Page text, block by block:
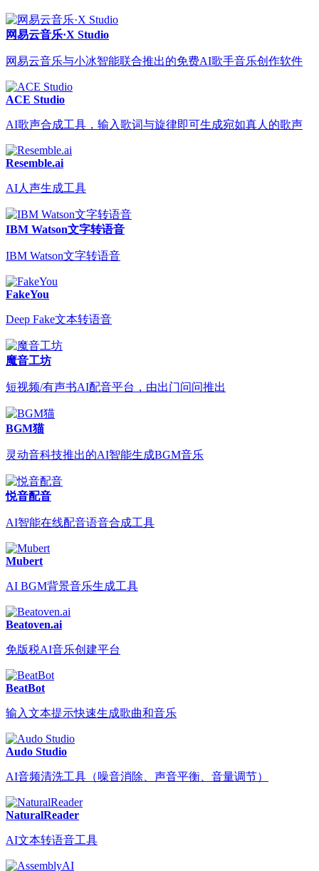
网易云音乐·X Studio
网易云音乐与小冰智能联合推出的免费AI歌手音乐创作软件
ACE Studio
AI歌声合成工具，输入歌词与旋律即可生成宛如真人的歌声
Resemble.ai
AI人声生成工具
IBM Watson文字转语音
IBM Watson文字转语音
FakeYou
Deep Fake文本转语音
魔音工坊
短视频/有声书AI配音平台，由出门问问推出
BGM猫
灵动音科技推出的AI智能生成BGM音乐
悦音配音
AI智能在线配音语音合成工具
Mubert
AI BGM背景音乐生成工具
Beatoven.ai
免版税AI音乐创建平台
BeatBot
输入文本提示快速生成歌曲和音乐
Audo Studio
AI音频清洗工具（噪音消除、声音平衡、音量调节）
NaturalReader
AI文本转语音工具